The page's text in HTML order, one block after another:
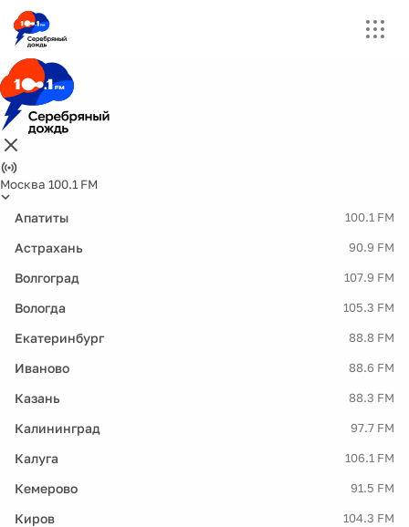
Москва 100.1 FM
Апатиты 100.1 FM
Астрахань 90.9 FM
Волгоград 107.9 FM
Вологда 105.3 FM
Екатеринбург 88.8 FM
Иваново 88.6 FM
Казань 88.3 FM
Калининград 97.7 FM
Калуга 106.1 FM
Кемерово 91.5 FM
Киров 104.3 FM